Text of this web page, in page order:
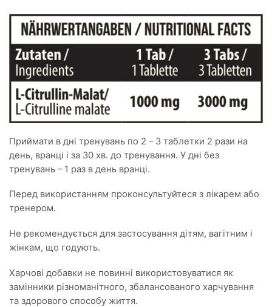
Приймати в дні тренувань по 2 – 3 таблетки 2 рази на
день, вранці і за 30 хв. до тренування. У дні без
тренувань – 1 раз в день вранці.
Перед використанням проконсультуйтеся з лікарем або
тренером.
Не рекомендується для застосування дітям, вагітним і
жінкам, що годують.
Харчові добавки не повинні використовуватися як
замінники різноманітного, збалансованого харчування
та здорового способу життя.